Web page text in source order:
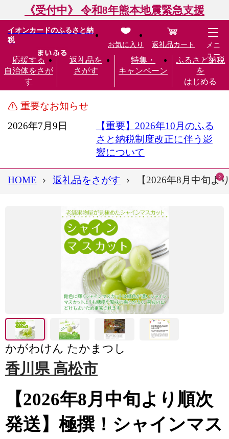
《受付中》 令和8年熊本地震緊急支援
イオンカードのふるさと納
税
応援する
自治体をさが
す
返礼品を
さがす
特集・
キャンペーン
ふるさと納税
を
はじめる
お気に入り 返礼品カート
メニ
ュー
重要なお知らせ
2026年7月9日
【重要】2026年10月のふる
さと納税制度改正に伴う影
響について
HOME 返礼品をさがす 【2026年8月中旬
かがわけん たかまつし
香川県 高松市
【2026年8月中旬より順次
発送】極撰！シャインマス